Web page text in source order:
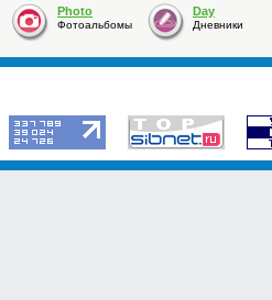
Photo
Фотоальбомы
Day
Дневники